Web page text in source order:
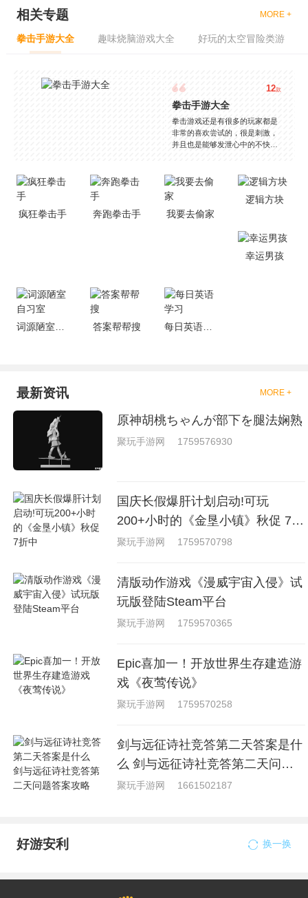
相关专题 MORE +
拳击手游大全 趣味烧脑游戏大全 好玩的太空冒险类游
12款
拳击手游大全
拳击游戏还是有很多的玩家都是
非常的喜欢尝试的，很是刺激，
并且也是能够发泄心中的不快
是一些格斗的游戏，其实是非常
的有趣，也是相当的刺激的，游
戏中是有一些不同的场景都是能
够去进行体验的，我们也是能够
就是收集了一些有意思的拳击游
戏，相信你们一定会喜欢的。
疯狂拳击手 奔跑拳击手 我要去偷家
逻辑方块
幸运男孩
答案帮帮搜 每日英语学习
最新资讯 MORE +
原神胡桃ちゃんが部下を腿法娴熟
聚玩手游网 1759576930
国庆长假爆肝计划启动!可玩
200+小时的《金垦小镇》秋促 7折
中
聚玩手游网 1759570798
清版动作游戏《漫威宇宙入侵》试
玩版登陆Steam平台
聚玩手游网 1759570365
Epic喜加一！开放世界生存建造游
戏《夜莺传说》
聚玩手游网 1759570258
剑与远征诗社竞答第二天答案是什
么 剑与远征诗社竞答第二天问题
答案攻略
聚玩手游网 1661502187
好游安利 换一换